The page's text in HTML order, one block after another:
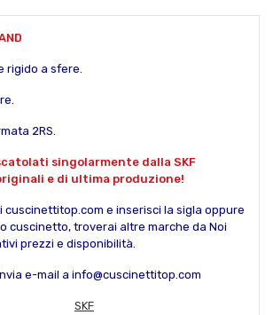
rigido a sfere.
2RS.
singolarmente dalla SKF
e di ultima produzione!
cuscinettitop.com e inserisci la sigla oppure
cuscinetto, troverai altre marche da Noi
prezzi e disponibilità.
e-mail a info@cuscinettitop.com
SKF